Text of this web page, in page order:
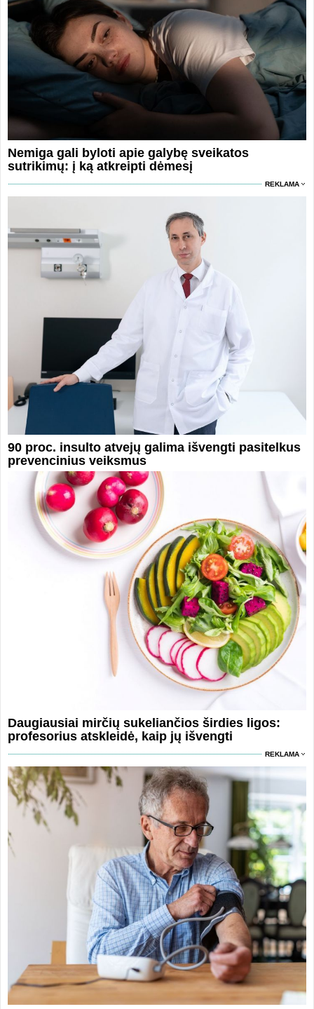
Nemiga gali byloti apie galybę sveikatos
sutrikimų: į ką atkreipti dėmesį
REKLAMA
90 proc. insulto atvejų galima išvengti pasitelkus
prevencinius veiksmus
Daugiausiai mirčių sukeliančios širdies ligos:
profesorius atskleidė, kaip jų išvengti
REKLAMA